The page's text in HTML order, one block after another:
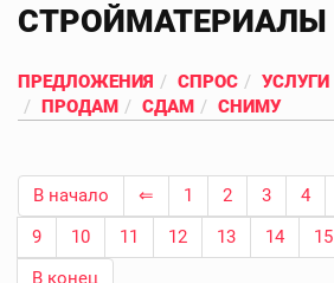
СТРОЙМАТЕРИАЛЫ
ПРЕДЛОЖЕНИЯ СПРОС УСЛУГИ
ПРОДАМ
СДАМ СНИМУ
В начало ⇐ 1 2 3 4
9
10 11 12 13 14 15
В конец